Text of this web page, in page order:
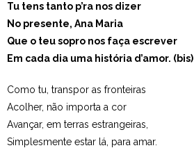
Tu tens tanto p’ra nos dizer
No presente, Ana Maria
Que o teu sopro nos faça escrever
Em cada dia uma história d’amor. (bis)
Como tu, transpor as fronteiras
Acolher, não importa a cor
Avançar, em terras estrangeiras,
Simplesmente estar lá, para amar.